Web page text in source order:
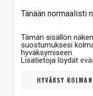
Tänään normaalisti
Tämän sisällön
suostumuksesi
hyväksymiseen.
Lisätietoja löydät
HYVÄKSY